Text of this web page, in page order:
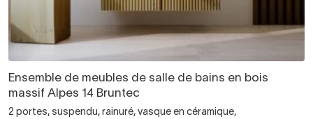
Ensemble de meubles de salle de bains en bois
massif Alpes 14 Bruntec
2 portes, suspendu, rainuré, vasque en céramique,